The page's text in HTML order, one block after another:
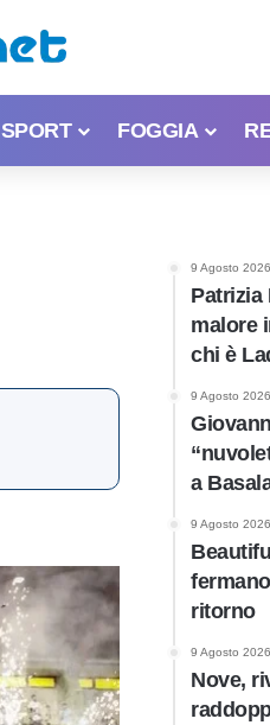
SPORT FOGGIA
9 Agosto 2026
Patrizia
malore
chi è
9 Agosto 2026
a
9 Agosto 2026
ritorno
9 Agosto 2026
Nove,